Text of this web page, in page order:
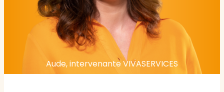
Aude, intervenante VIVASERVICES